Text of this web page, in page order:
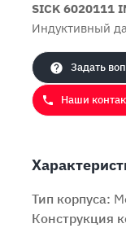
SICK 6020111
Индуктивный
Задать
Наши
Тип корпуса:
Конструкция